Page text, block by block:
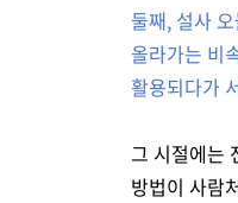
둘째, 설사
올라가는 비
활용되다가
그 시절에는
방법이 사람